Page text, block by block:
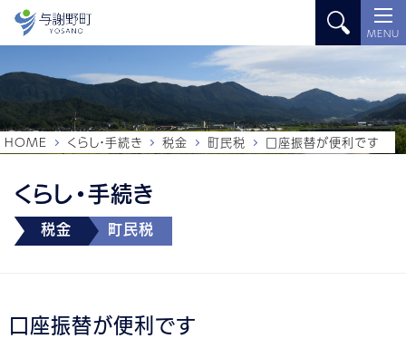
MENU
くらし・手続き
税金 町民税
HOME くらし・手続き 税金 町民税 口座振替が便利です
口座振替が便利です